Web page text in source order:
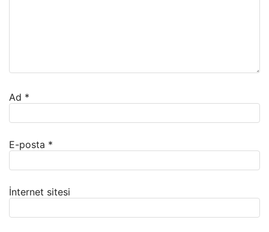
Ad *
E-posta *
İnternet sitesi